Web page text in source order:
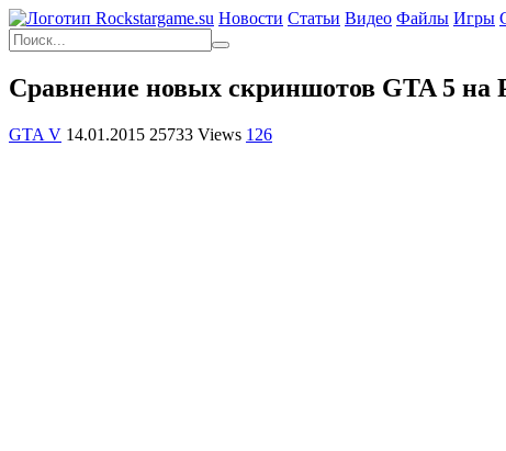
Новости Статьи Видео Файлы Игры
Сравнение новых скриншотов GTA 5 на
GTA V 14.01.2015 25733 Views 126